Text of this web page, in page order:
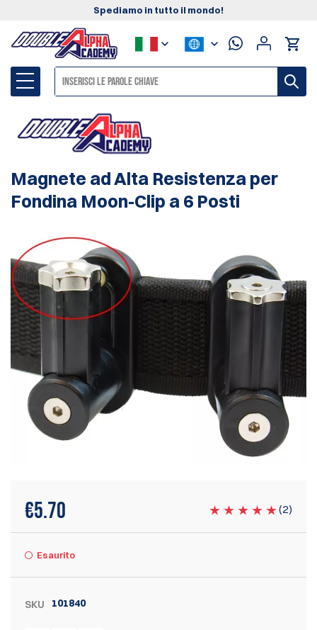
Spediamo in tutto il mondo!
Magnete ad Alta Resistenza per
Fondina Moon-Clip a 6 Posti
€5.70 (2)
Esaurito
SKU 101840